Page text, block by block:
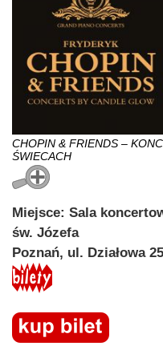
CHOPIN & FRIENDS –
ŚWIECACH
Miejsce: Sala
św. Józefa
Poznań, ul. Działowa